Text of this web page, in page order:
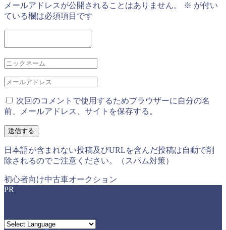
メールアドレスが公開されることはありません。 ※ が付い
ている欄は必須項目です
次回のコメントで使用するためブラウザーに自分の名
前、メールアドレス、サイトを保存する。
日本語が含まれない投稿及びURLを含んだ投稿は自動で削
除されるのでご注意ください。（スパム対策）
初心者向け中古車オークション
PR